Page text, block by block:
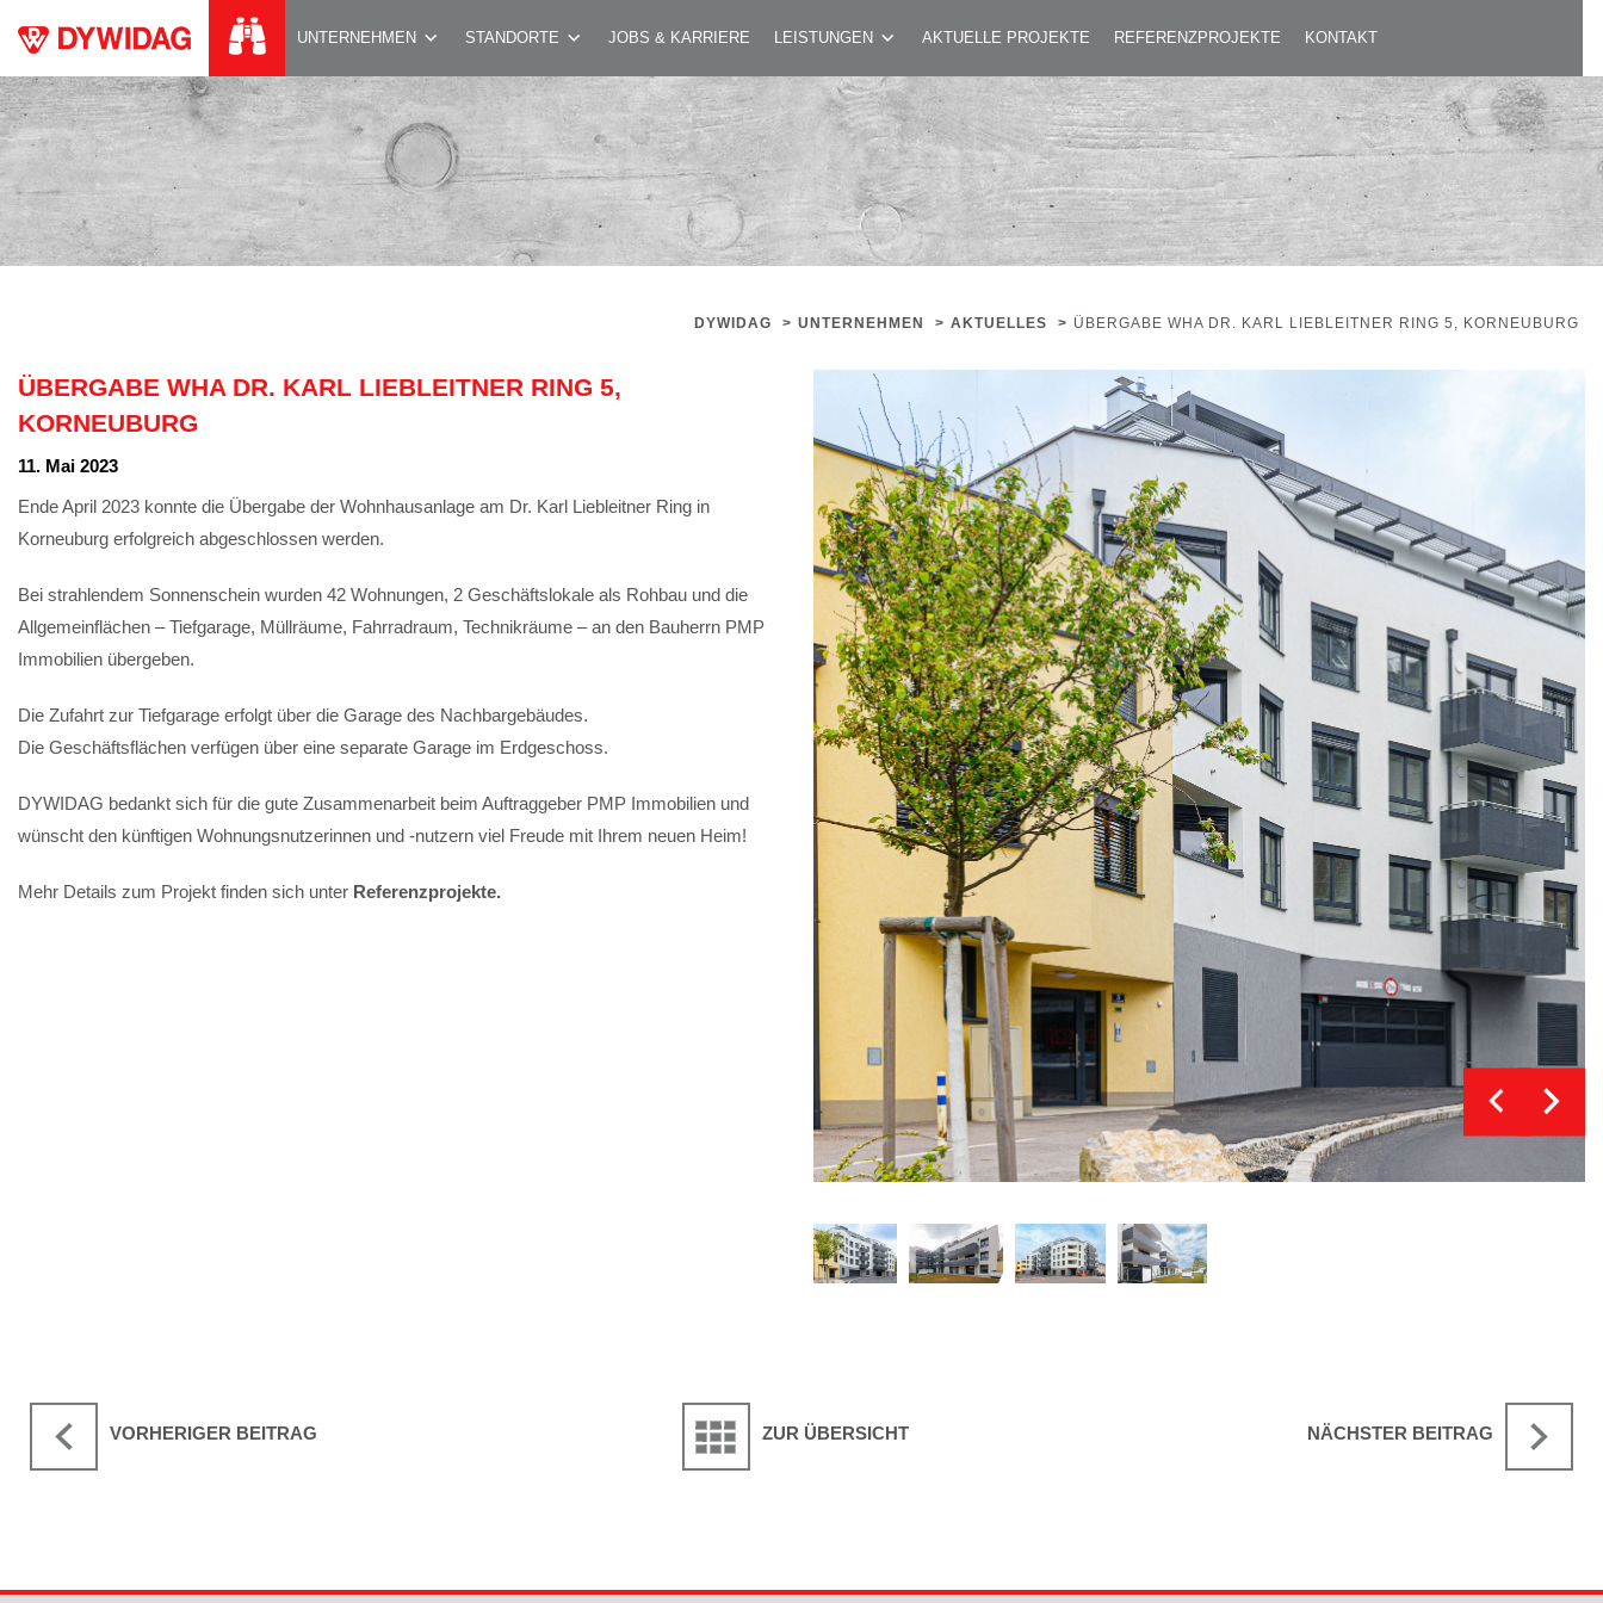
UNTERNEHMEN STANDORTE JOBS & KARRIERE LEISTUNGEN AKTUELLE PROJEKTE REFERENZPROJEKTE KONTAKT
ÜBERGABE WHA DR. KARL LIEBLEITNER RING 5, KORNEUBURG
DYWIDAG > UNTERNEHMEN > AKTUELLES > ÜBERGABE WHA DR. KARL LIEBLEITNER RING 5, KORNEUBURG
ÜBERGABE WHA DR. KARL LIEBLEITNER RING 5,
KORNEUBURG
11. Mai 2023
Ende April 2023 konnte die Übergabe der Wohnhausanlage am Dr. Karl Liebleitner Ring in
Korneuburg erfolgreich abgeschlossen werden.
Bei strahlendem Sonnenschein wurden 42 Wohnungen, 2 Geschäftslokale als Rohbau und die
Allgemeinflächen – Tiefgarage, Müllräume, Fahrradraum, Technikräume – an den Bauherrn PMP
Immobilien übergeben.
Die Zufahrt zur Tiefgarage erfolgt über die Garage des Nachbargebäudes.
Die Geschäftsflächen verfügen über eine separate Garage im Erdgeschoss.
DYWIDAG bedankt sich für die gute Zusammenarbeit beim Auftraggeber PMP Immobilien und
wünscht den künftigen Wohnungsnutzerinnen und -nutzern viel Freude mit Ihrem neuen Heim!
Mehr Details zum Projekt finden sich unter Referenzprojekte.
VORHERIGER BEITRAG ZUR ÜBERSICHT NÄCHSTER BEITRAG